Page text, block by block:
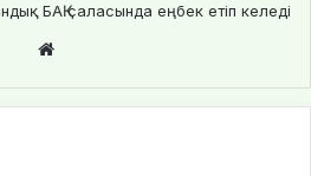
БАҚ саласында еңбек етіп келеді
te